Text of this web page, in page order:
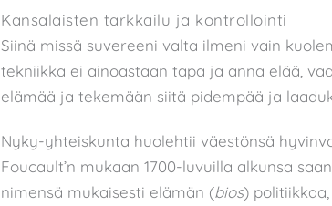
Kansalaisten tarkkailu ja kontrollointi
Siinä missä suvereeni valta ilmeni vain
tekniikka ei ainoastaan tapa ja anna elää,
elämää ja tekemään siitä pidempää ja
Nyky-yhteiskunta huolehtii väestönsä
Foucault’n mukaan 1700-luvuilla alkunsa
nimensä mukaisesti elämän (bios)